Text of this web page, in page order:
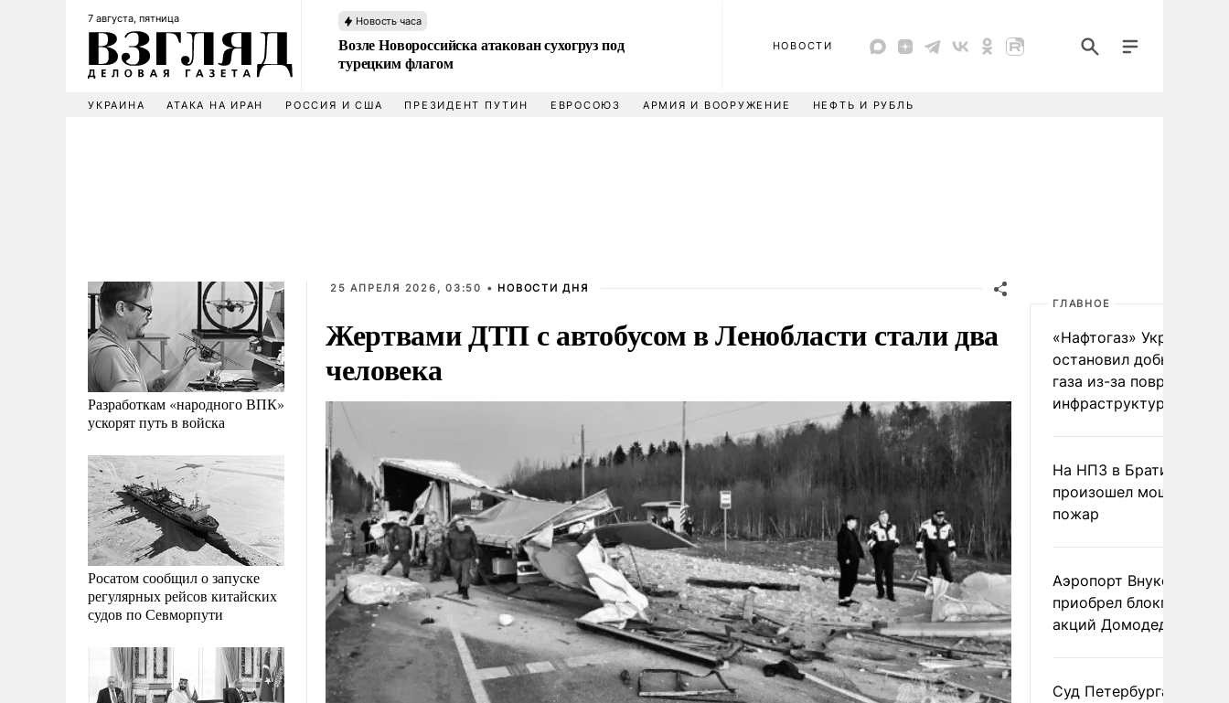
7 августа, пятница Новость часа
Возле Новороссийска атакован сухогруз под
турецким флагом
НОВОСТИ
УКРАИНА АТАКА НА ИРАН РОССИЯ И США ПРЕЗИДЕНТ ПУТИН ЕВРОСОЮЗ АРМИЯ И ВООРУЖЕНИЕ НЕФТЬ И РУБЛЬ
Разработкам «народного ВПК»
ускорят путь в войска
Росатом сообщил о запуске
регулярных рейсов китайских
судов по Севморпути
25 АПРЕЛЯ 2026, 03:50 • НОВОСТИ ДНЯ
Жертвами ДТП с автобусом в Ленобласти стали два
человека
ГЛАВНОЕ
«Нафтогаз» Украины
остановил добычу
газа из-за повреждения
инфраструктуры
На НПЗ в Братиславе
произошел мощный
пожар
Аэропорт Внуково
приобрел блокпакет
акций Домодедово
Суд Петербурга заочно